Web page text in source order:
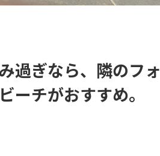
過ぎなら、隣のフォ
ーチがおすすめ。